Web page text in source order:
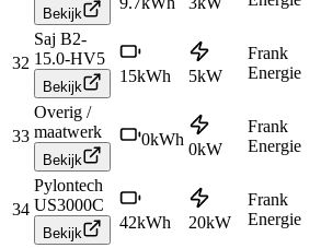
Bekijk
32
Saj B2-
15.0-HV5
Bekijk
15kWh 5kW
Frank
Energie
33
Overig /
maatwerk
Bekijk
0kWh
0kW
Frank
Energie
34
Pylontech
US3000C
Bekijk
42kWh 20kW
Frank
Energie